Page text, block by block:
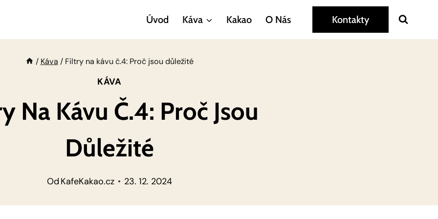
Úvod Káva Kakao O Nás Kontakty
/ Káva / Filtry na kávu č.4: Proč jsou důležité
KÁVA
Na Kávu Č.4: Proč Jsou
Důležité
Od KafeKakao.cz 23. 12. 2024